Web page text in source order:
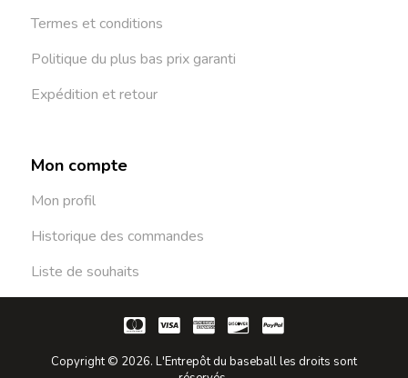
Termes et conditions
Politique du plus bas prix garanti
Expédition et retour
Mon compte
Mon profil
Historique des commandes
Liste de souhaits
Copyright © 2026. L'Entrepôt du baseball les droits sont